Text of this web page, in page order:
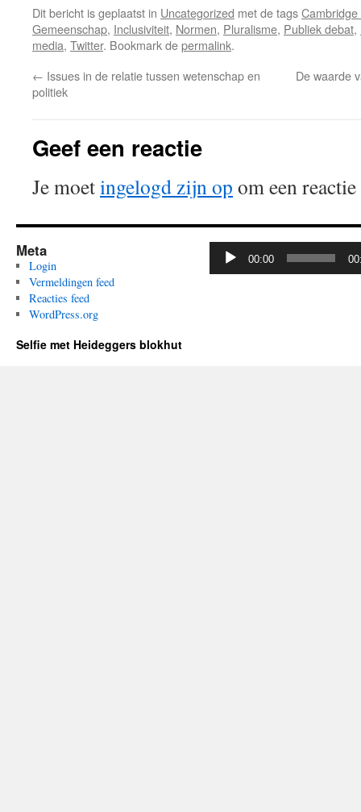
Dit bericht is geplaatst in Uncategorized met de tags
Gemeenschap, Inclusiviteit, Normen, Pluralisme, Publiek debat,
media, Twitter. Bookmark depermalink.
← Issues in de relatie tussen wetenschap en
politiek
De waarde
Geef een reactie
Je moetingelogd zijn op om een
Meta
Login
Vermeldingen feed
Reacties feed
WordPress.org
Audiospeler
00:00
Selfie met Heideggers blokhut